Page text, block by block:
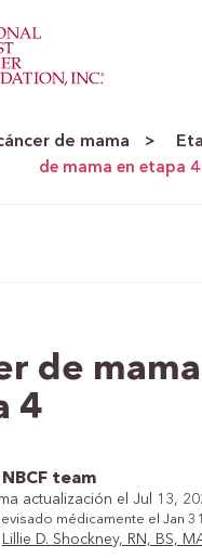
de mama >
de mama en etapa 4
de
4
NBCF team
actualización el Jul 13,
médicamente el Jan
Lillie D. Shockney, RN, BS,